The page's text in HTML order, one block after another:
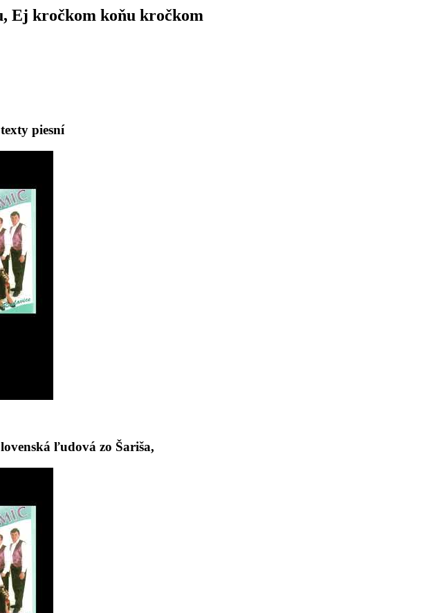
Ej kročkom koňu kročkom
piesní
ľudová zo Šariša,